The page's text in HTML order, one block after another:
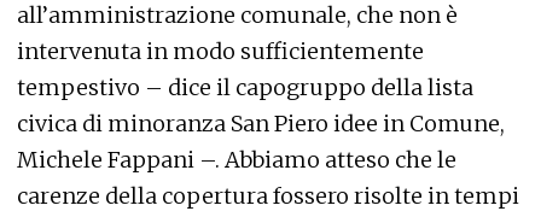
all’amministrazione comunale, che non è
intervenuta in modo sufficientemente
tempestivo – dice il capogruppo della lista
civica di minoranza San Piero idee in Comune,
Michele Fappani –. Abbiamo atteso che le
carenze della copertura fossero risolte in tempi